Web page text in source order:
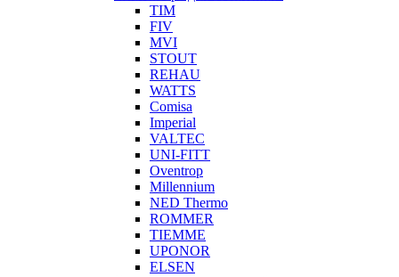
TIM
FIV
MVI
STOUT
REHAU
WATTS
Comisa
Imperial
VALTEC
UNI-FITT
Oventrop
Millennium
NED Thermo
ROMMER
TIEMME
UPONOR
ELSEN